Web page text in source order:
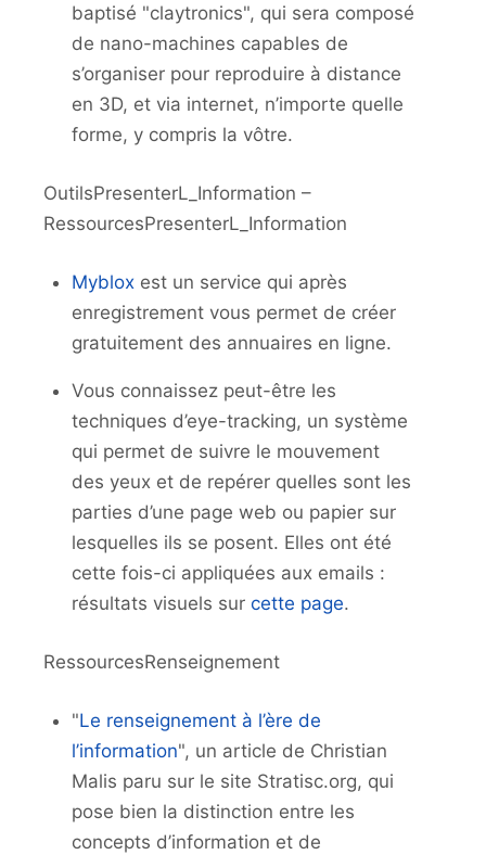
baptisé "claytronics", qui sera composé
de nano-machines capables de
s’organiser pour reproduire à distance
en 3D, et via internet, n’importe quelle
forme, y compris la vôtre.
OutilsPresenterL_Information –
RessourcesPresenterL_Information
Mybloxest un service qui après
enregistrement vous permet de créer
gratuitement des annuaires en ligne.
Vous connaissez peut-être les
techniques d’eye-tracking, un système
qui permet de suivre le mouvement
des yeux et de repérer quelles sont les
parties d’une page web ou papier sur
lesquelles ils se posent. Elles ont été
cette fois-ci appliquées aux emails :
résultats visuels sur cette page.
RessourcesRenseignement
"Le renseignement à l’ère de
l’information", un article de Christian
Malis paru sur le site Stratisc.org, qui
pose bien la distinction entre les
concepts d’information et de